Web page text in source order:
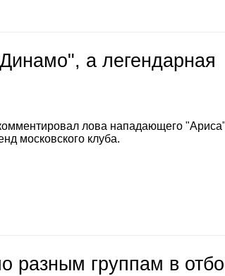
а легендарная
лова нападающего "Ариса"
московского клуба.
разным группам в